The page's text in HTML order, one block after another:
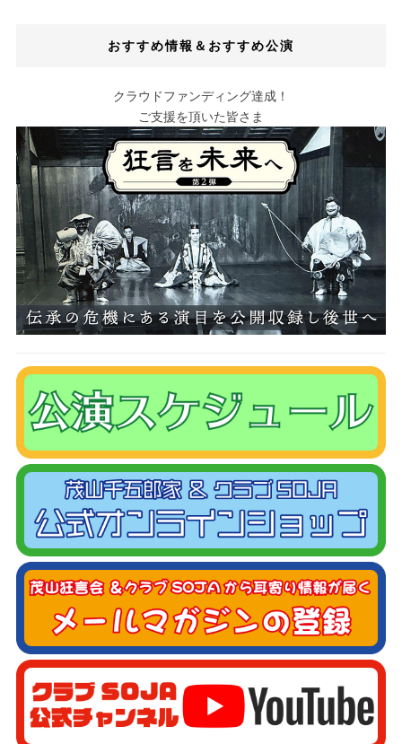
おすすめ情報＆おすすめ公演
クラウドファンディング達成！
ご支援を頂いた皆さま